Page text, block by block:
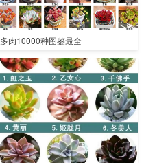
多肉10000种图鉴最全